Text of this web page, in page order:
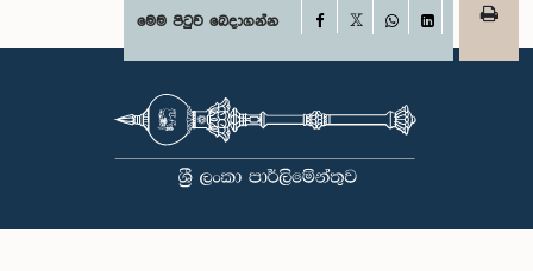
මෙම පිටුව බෙදාගන්න Facebook
WhatsAppLinkedIn